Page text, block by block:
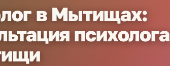
в Мытищах:
психолога